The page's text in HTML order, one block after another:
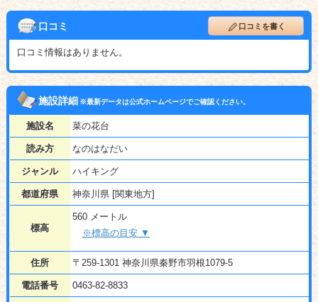
口コミ 口コミを書く
口コミ情報はありません。
施設詳細※最新データは公式ホームページでご確認ください。
施設名 菜の花台
読み方 なのはなだい
ジャンル ハイキング
都道府県 神奈川県 [関東地方]
標高
560 メートル
※標高の目安 ▼
住所 〒259-1301 神奈川県秦野市羽根1079-5
電話番号 0463-82-8833